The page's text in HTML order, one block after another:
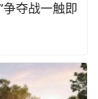
争夺战一触即